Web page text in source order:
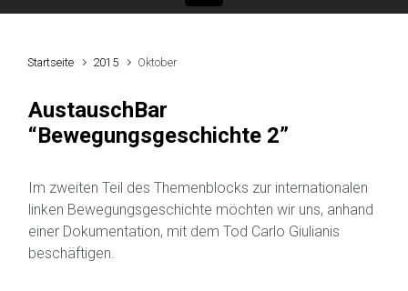
Startseite 2015 Oktober
AustauschBar
“Bewegungsgeschichte 2”
Im zweiten Teil des Themenblocks zur internationalen
linken Bewegungsgeschichte möchten wir uns, anhand
einer Dokumentation, mit dem Tod Carlo Giulianis
beschäftigen.